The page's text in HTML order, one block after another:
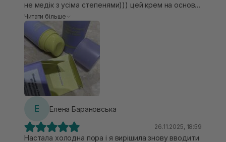
не медік з усіма степенями))) цей крем на основі
бакучіолу в моєму догляді вже 4 роки, нічого
активнішого шкіра не потребує - а це ознака того,
що крем підібраний своєчасно. Дуже задоволена
станом шкіри, зміню одну баночку за іншою,
рекомендую без вагань: поки 40 - політ
нормальний))
Читати більше
Е Елена Барановська
26.11.2025, 18:59
Настала холодна пора і я вирішила знову вводити